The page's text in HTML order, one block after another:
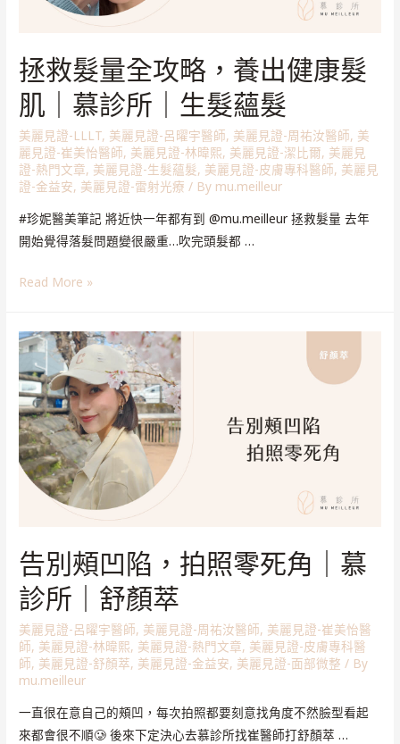
拯救髮量全攻略，養出健康髮
肌｜慕診所｜生髮蘊髮
美麗見證-LLLT, 美麗見證-呂曜宇醫師, 美麗見證-周祐汝醫師, 美
麗見證-崔美怡醫師, 美麗見證-林暐熙, 美麗見證-潔比爾, 美麗見
證-熱門文章, 美麗見證-生髮蘊髮, 美麗見證-皮膚專科醫師, 美麗見
證-金益安, 美麗見證-雷射光療 / By mu.meilleur
#珍妮醫美筆記 將近快一年都有到 @mu.meilleur 拯救髮量 去年
開始覺得落髮問題變很嚴重…吹完頭髮都 …
Read More »
告別頰凹陷，拍照零死角｜慕
診所｜舒顏萃
美麗見證-呂曜宇醫師, 美麗見證-周祐汝醫師, 美麗見證-崔美怡醫
師, 美麗見證-林暐熙, 美麗見證-熱門文章, 美麗見證-皮膚專科醫
師, 美麗見證-舒顏萃, 美麗見證-金益安, 美麗見證-面部微整 / By
mu.meilleur
一直很在意自己的頰凹，每次拍照都要刻意找角度不然臉型看起
來都會很不順🥲 後來下定決心去慕診所找崔醫師打舒顏萃 …